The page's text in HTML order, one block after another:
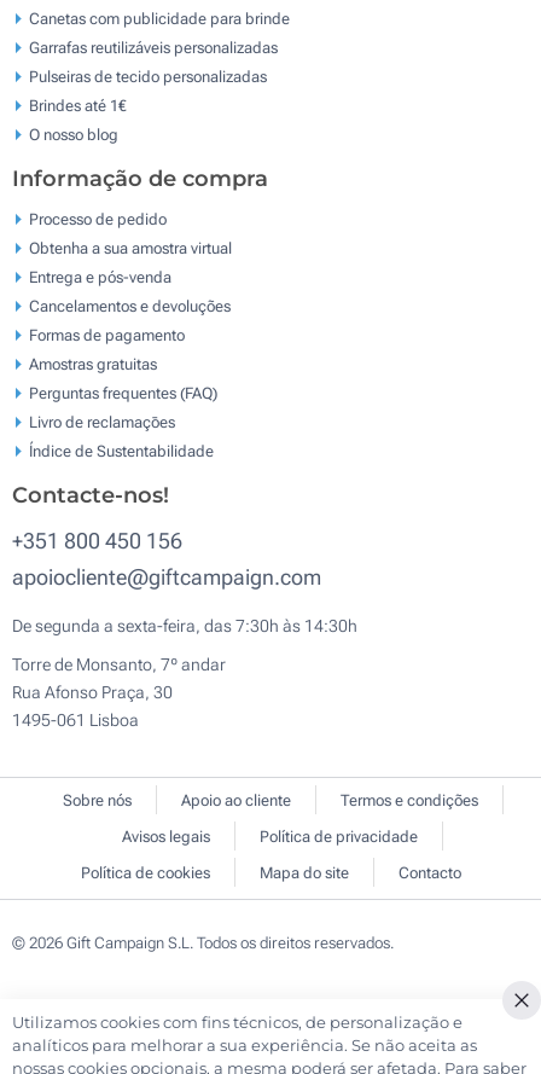
Canetas com publicidade para brinde
Garrafas reutilizáveis personalizadas
Pulseiras de tecido personalizadas
Brindes até 1€
O nosso blog
Informação de compra
Processo de pedido
Obtenha a sua amostra virtual
Entrega e pós-venda
Cancelamentos e devoluções
Formas de pagamento
Amostras gratuitas
Perguntas frequentes (FAQ)
Livro de reclamaçōes
Índice de Sustentabilidade
Contacte-nos!
+351 800 450 156
apoiocliente@giftcampaign.com
De segunda a sexta-feira, das 7:30h às 14:30h
Torre de Monsanto, 7º andar
Rua Afonso Praça, 30
1495-061 Lisboa
Sobre nós Apoio ao cliente
Termos e condições
Avisos legais
Política de privacidade
Política de cookies
Mapa do site Contacto
© 2026 Gift Campaign S.L. Todos os direitos reservados.
Utilizamos cookies com fins técnicos, de personalização e
analíticos para melhorar a sua experiência. Se não aceita as
nossas cookies opcionais, a mesma poderá ser afetada. Para saber